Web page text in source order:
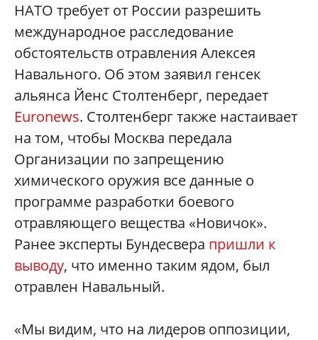
НАТО требует от России разрешить
международное расследование
обстоятельств отравления Алексея
Навального. Об этом заявил генсек
альянса Йенс Столтенберг, передает
Euronews. Столтенберг также настаивает
на том, чтобы Москва передала
Организации по запрещению
химического оружия все данные о
программе разработки боевого
отравляющего вещества «Новичок».
Ранее эксперты Бундесвера пришли к
выводу, что именно таким ядом, был
отравлен Навальный.
«Мы видим, что на лидеров оппозиции,